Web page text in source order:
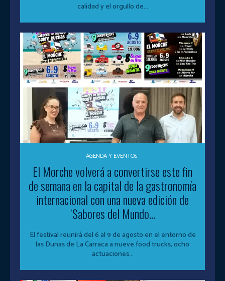
calidad y el orgullo de...
AGENDA Y EVENTOS
El Morche volverá a convertirse este fin
de semana en la capital de la gastronomía
internacional con una nueva edición de
‘Sabores del Mundo...
El festival reunirá del 6 al 9 de agosto en el entorno de
las Dunas de La Carraca a nueve food trucks, ocho
actuaciones...